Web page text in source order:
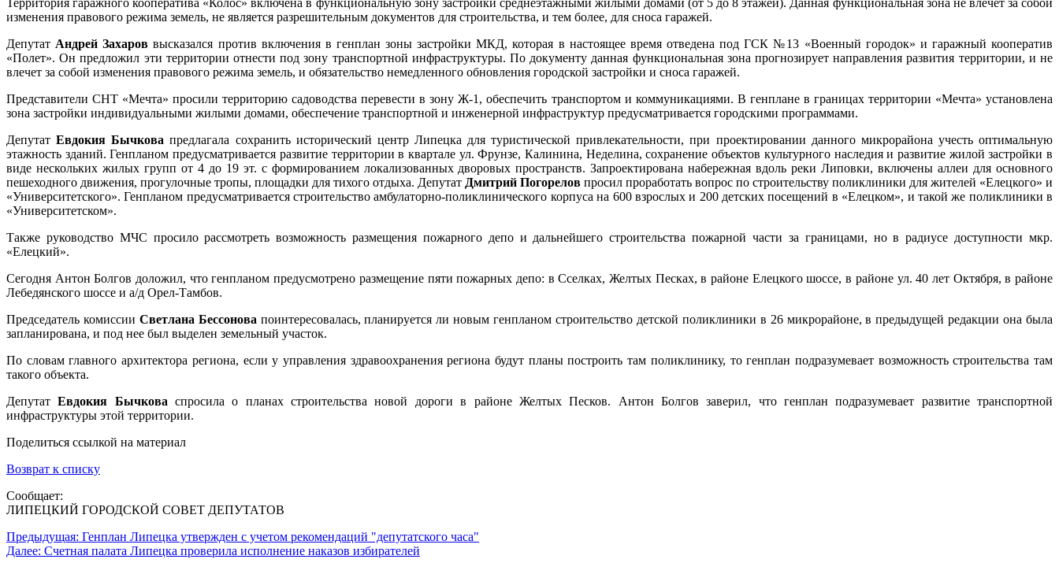
изменения правового режима земель, не является разрешительным документов для строительства, и тем более, для сноса гаражей.
Депутат Андрей Захаров высказался против включения в генплан зоны застройки МКД, которая в настоящее время отведена под ГСК №13 «Военный городок» и гаражный кооператив
«Полет». Он предложил эти территории отнести под зону транспортной инфраструктуры. По документу данная функциональная зона прогнозирует направления развития территории, и не
влечет за собой изменения правового режима земель, и обязательство немедленного обновления городской застройки и сноса гаражей.
Представители СНТ «Мечта» просили территорию садоводства перевести в зону Ж-1, обеспечить транспортом и коммуникациями. В генплане в границах территории «Мечта» установлена
зона застройки индивидуальными жилыми домами, обеспечение транспортной и инженерной инфраструктур предусматривается городскими программами.
ДепутатЕвдокия Бычкова предлагала сохранить исторический центр Липецка для туристической привлекательности, при проектировании данного микрорайона учесть оптимальную
этажность зданий. Генпланом предусматривается развитие территории в квартале ул. Фрунзе, Калинина, Неделина, сохранение объектов культурного наследия и развитие жилой застройки в
виде нескольких жилых групп от 4 до 19 эт. с формированием локализованных дворовых пространств. Запроектирована набережная вдоль реки Липовки, включены аллеи для основного
пешеходного движения, прогулочные тропы, площадки для тихого отдыха. Депутат Дмитрий Погорелов просил проработать вопрос по строительству поликлиники для жителей «Елецкого» и
«Университетского». Генпланом предусматривается строительство амбулаторно-поликлинического корпуса на 600 взрослых и 200 детских посещений в «Елецком», и такой же поликлиники в
«Университетском».
Также руководство МЧС просило рассмотреть возможность размещения пожарного депо и дальнейшего строительства пожарной части за границами, но в радиусе доступности мкр.
«Елецкий».
Сегодня Антон Болгов доложил, что генпланом предусмотрено размещение пяти пожарных депо: в Сселках, Желтых Песках, в районе Елецкого шоссе, в районе ул. 40 лет Октября, в районе
Лебедянского шоссе и а/д Орел-Тамбов.
Председатель комиссии Светлана Бессонова поинтересовалась, планируется ли новым генпланом строительство детской поликлиники в 26 микрорайоне, в предыдущей редакции она была
запланирована, и под нее был выделен земельный участок.
По словам главного архитектора региона, если у управления здравоохранения региона будут планы построить там поликлинику, то генплан подразумевает возможность строительства там
такого объекта.
ДепутатЕвдокия Бычкова спросила о планах строительства новой дороги в районе Желтых Песков. Антон Болгов заверил, что генплан подразумевает развитие транспортной
инфраструктуры этой территории.
Поделиться ссылкой на материал
Возврат к списку
Сообщает:
ЛИПЕЦКИЙ ГОРОДСКОЙ СОВЕТ ДЕПУТАТОВ
Навигация
по
Предыдущая: Генплан Липецка утвержден с учетом рекомендаций "депутатского часа"
Далее: Счетная палата Липецка проверила исполнение наказов избирателей